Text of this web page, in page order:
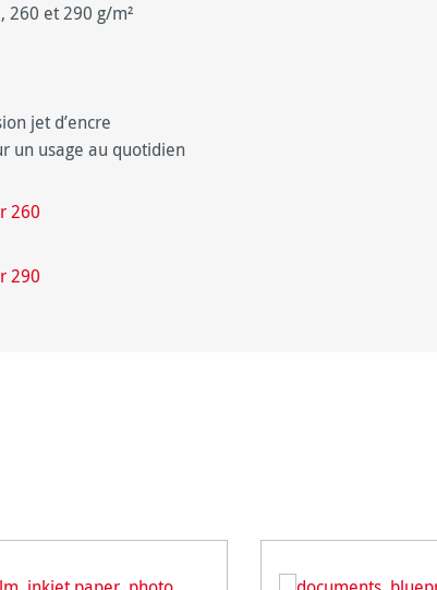
260 et 290 g/m²
jet d’encre
un usage au quotidien
260
290